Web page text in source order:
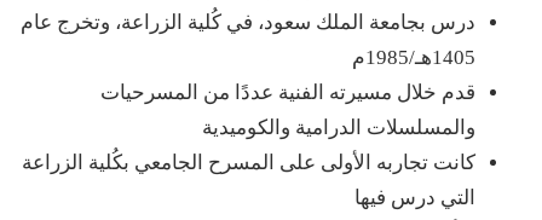
درس بجامعة الملك سعود، في كُلية الزراعة، وتخرج عام
1405هـ/1985م
قدم خلال مسيرته الفنية عددًا من المسرحيات
والمسلسلات الدرامية والكوميدية
كانت تجاربه الأولى على المسرح الجامعي بكُلية الزراعة
التي درس فيها